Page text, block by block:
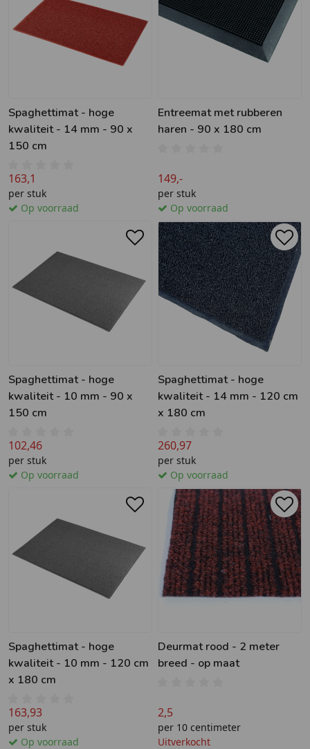
Spaghettimat - hoge
kwaliteit - 14 mm - 90 x
150 cm
163,1
per stuk
Op voorraad
Entreemat met rubberen
haren - 90 x 180 cm
149,-
per stuk
Op voorraad
Spaghettimat - hoge
kwaliteit - 10 mm - 90 x
150 cm
102,46
per stuk
Op voorraad
Spaghettimat - hoge
kwaliteit - 14 mm - 120 cm
x 180 cm
260,97
per stuk
Op voorraad
Spaghettimat - hoge
kwaliteit - 10 mm - 120 cm
x 180 cm
163,93
per stuk
Op voorraad
Deurmat rood - 2 meter
breed - op maat
2,5
per 10 centimeter
Uitverkocht